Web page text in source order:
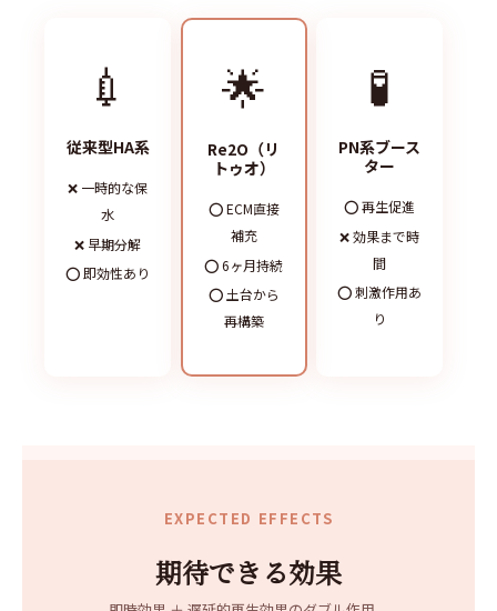
💉
従来型HA系
❌ 一時的な保
水
❌ 早期分解
⭕ 即効性あり
🌟
Re2O（リ
トゥオ）
⭕ ECM直接
補充
⭕ 6ヶ月持続
⭕ 土台から
再構築
🧪
PN系ブース
ター
⭕ 再生促進
❌ 効果まで時
間
⭕ 刺激作用あ
り
EXPECTED EFFECTS
期待できる効果